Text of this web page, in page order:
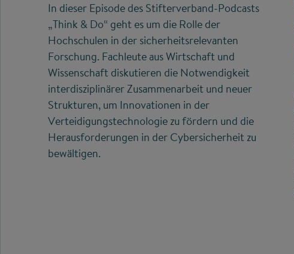
In dieser Episode des Stifterverband-Podcasts
„Think & Do“ geht es um die Rolle der
Hochschulen in der sicherheitsrelevanten
Forschung. Fachleute aus Wirtschaft und
Wissenschaft diskutieren die Notwendigkeit
interdisziplinärer Zusammenarbeit und neuer
Strukturen, um Innovationen in der
Verteidigungstechnologie zu fördern und die
Herausforderungen in der Cybersicherheit zu
bewältigen.